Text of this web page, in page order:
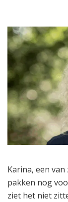
Karina, een
pakken nog
ziet het niet